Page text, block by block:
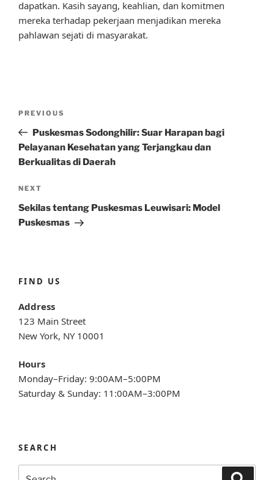
dapatkan. Kasih sayang, keahlian, dan komitmen
mereka terhadap pekerjaan menjadikan mereka
pahlawan sejati di masyarakat.
Previous
Post
PREVIOUS
Puskesmas Sodonghilir: Suar Harapan bagi
Pelayanan Kesehatan yang Terjangkau dan
Berkualitas di Daerah
Next
Post
NEXT
Sekilas tentang Puskesmas Leuwisari: Model
Puskesmas
FIND US
Address
123 Main Street
New York, NY 10001
Hours
Monday–Friday: 9:00AM–5:00PM
Saturday & Sunday: 11:00AM–3:00PM
SEARCH